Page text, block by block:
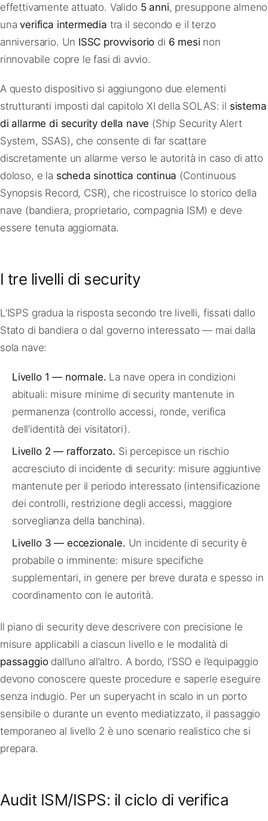
effettivamente attuato. Valido 5 anni, presuppone almeno
unaverifica intermedia tra il secondo e il terzo
anniversario. Un ISSC provvisorio di 6 mesi non
rinnovabile copre le fasi di avvio.
A questo dispositivo si aggiungono due elementi
strutturanti imposti dal capitolo XI della SOLAS: il sistema
di allarme di security della nave (Ship Security Alert
System, SSAS), che consente di far scattare
discretamente un allarme verso le autorità in caso di atto
doloso, e la scheda sinottica continua (Continuous
Synopsis Record, CSR), che ricostruisce lo storico della
nave (bandiera, proprietario, compagnia ISM) e deve
essere tenuta aggiornata.
I tre livelli di security
L’ISPS gradua la risposta secondo tre livelli, fissati dallo
Stato di bandiera o dal governo interessato — mai dalla
sola nave:
Livello 1 — normale. La nave opera in condizioni
abituali: misure minime di security mantenute in
permanenza (controllo accessi, ronde, verifica
dell’identità dei visitatori).
Livello 2 — rafforzato. Si percepisce un rischio
accresciuto di incidente di security: misure aggiuntive
mantenute per il periodo interessato (intensificazione
dei controlli, restrizione degli accessi, maggiore
sorveglianza della banchina).
Livello 3 — eccezionale. Un incidente di security è
probabile o imminente: misure specifiche
supplementari, in genere per breve durata e spesso in
coordinamento con le autorità.
Il piano di security deve descrivere con precisione le
misure applicabili a ciascun livello e le modalità di
passaggiodall’uno all’altro. A bordo, l’SSO e l’equipaggio
devono conoscere queste procedure e saperle eseguire
senza indugio. Per un superyacht in scalo in un porto
sensibile o durante un evento mediatizzato, il passaggio
temporaneo al livello 2 è uno scenario realistico che si
prepara.
Audit ISM/ISPS: il ciclo di verifica